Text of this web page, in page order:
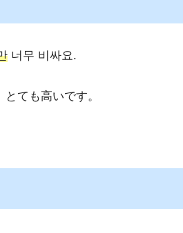
너무 비싸요.
とても高いです。